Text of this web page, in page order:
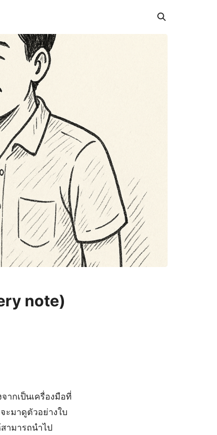
note)
ากเป็นเครื่องมือที่
ะมาดูตัวอย่างใบ
ามารถนำไป